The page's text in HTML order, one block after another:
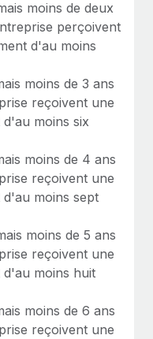
moins de deux
perçoivent
d'au moins
moins de 3 ans
reçoivent une
d'au moins six
moins de 4 ans
reçoivent une
d'au moins sept
moins de 5 ans
reçoivent une
d'au moins huit
moins de 6 ans
reçoivent une